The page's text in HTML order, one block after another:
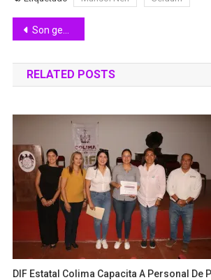
Navegación
de
entradas
Son gestiones de la gobernadora las próximas obras carreteras: SICT
RELATED POSTS
DIF Estatal Colima Capacita A Personal De